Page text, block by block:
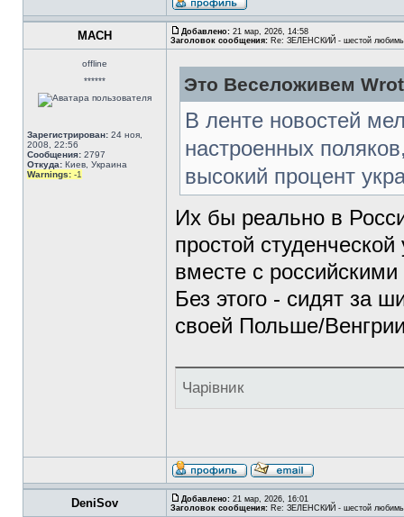
MACH Добавлено: 21 мар, 2026, 14:58
Заголовок сообщения: Re: ЗЕЛЕНСКИЙ - шестой
offline
******
Зарегистрирован: 24 ноя,
2008, 22:56
Сообщения: 2797
Откуда: Киев, Украина
Warnings: -1
Это Веселоживем
В ленте новостей
настроенных
высокий процент
Их бы реально в
простой
вместе с
Без этого - сидят за
своей Польше/
Чарівник
DeniSov Добавлено: 21 мар, 2026, 16:01
Заголовок сообщения: Re: ЗЕЛЕНСКИЙ - шестой